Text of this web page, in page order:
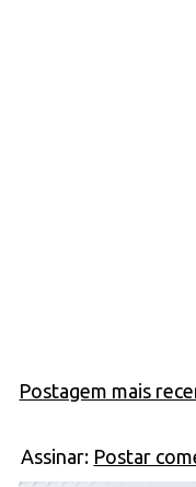
Postagem mais
Assinar: Postar